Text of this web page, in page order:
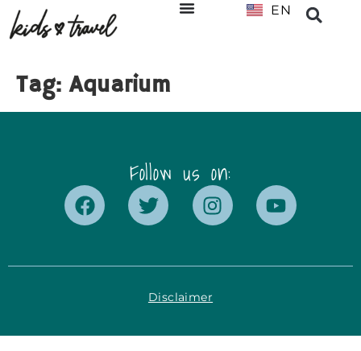
EN
NL
Tag:Aquarium
Follow us on:
Disclaimer